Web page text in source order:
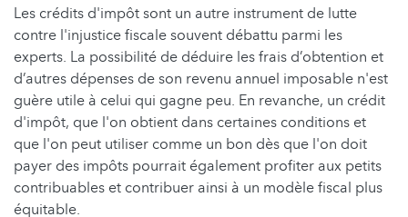
Les crédits d'impôt sont un autre instrument de lutte
contre l'injustice fiscale souvent débattu parmi les
experts. La possibilité de déduire les frais d’obtention et
d’autres dépenses de son revenu annuel imposable n'est
guère utile à celui qui gagne peu. En revanche, un crédit
d'impôt, que l'on obtient dans certaines conditions et
que l'on peut utiliser comme un bon dès que l'on doit
payer des impôts pourrait également profiter aux petits
contribuables et contribuer ainsi à un modèle fiscal plus
équitable.